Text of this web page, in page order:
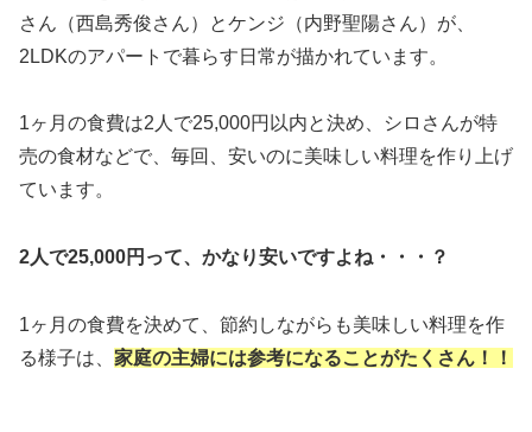
さん（西島秀俊さん）とケンジ（内野聖陽さん）が、
2LDKのアパートで暮らす日常が描かれています。
1ヶ月の食費は2人で25,000円以内と決め、シロさんが特
売の食材などで、毎回、安いのに美味しい料理を作り上げ
ています。
2人で25,000円って、かなり安いですよね・・・？
1ヶ月の食費を決めて、節約しながらも美味しい料理を作
る様子は、 家庭の主婦には参考になることがたくさん！！